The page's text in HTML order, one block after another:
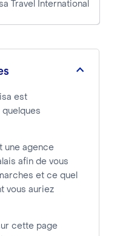
Travel International
est
quelques
une agence
afin de vous
et ce quel
vous auriez
cette page